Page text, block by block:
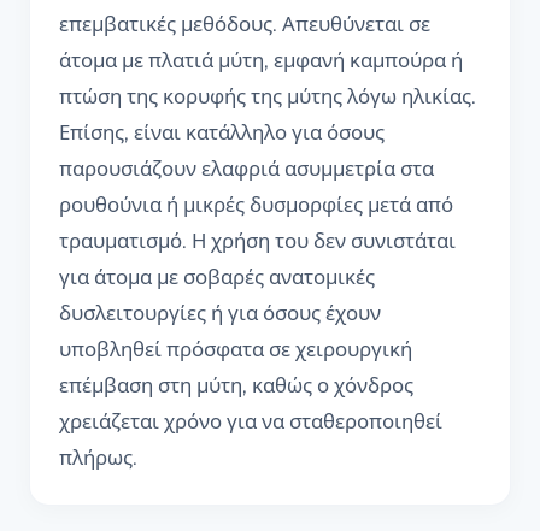
επεμβατικές μεθόδους. Απευθύνεται σε
άτομα με πλατιά μύτη, εμφανή καμπούρα ή
πτώση της κορυφής της μύτης λόγω ηλικίας.
Επίσης, είναι κατάλληλο για όσους
παρουσιάζουν ελαφριά ασυμμετρία στα
ρουθούνια ή μικρές δυσμορφίες μετά από
τραυματισμό. Η χρήση του δεν συνιστάται
για άτομα με σοβαρές ανατομικές
δυσλειτουργίες ή για όσους έχουν
υποβληθεί πρόσφατα σε χειρουργική
επέμβαση στη μύτη, καθώς ο χόνδρος
χρειάζεται χρόνο για να σταθεροποιηθεί
πλήρως.